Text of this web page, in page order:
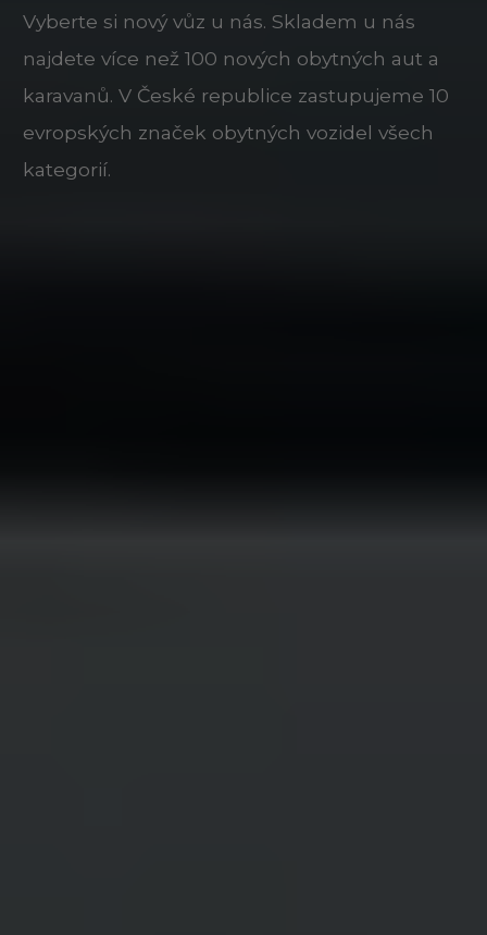
Vyberte si nový vůz u nás. Skladem u nás
najdete více než 100 nových obytných aut a
karavanů. V České republice zastupujeme 10
evropských značek obytných vozidel všech
kategorií.